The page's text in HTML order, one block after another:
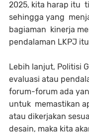
2025, kita harap itu
sehingga yang
bagiaman kinerja
pendalaman LKPJ
Lebih lanjut, Politisi
evaluasi atau
forum-forum ada
untuk memastikan
atau dikerjakan
desain, maka kita